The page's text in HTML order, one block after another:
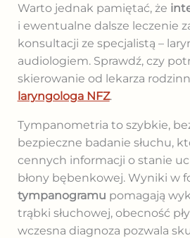
Warto jednak pamiętać, że
i ewentualne dalsze leczenie
konsultacji ze specjalistą –
audiologiem. Sprawdź, czy
skierowanie od lekarza
laryngologa NFZ.
Tympanometria to szybkie,
bezpieczne badanie słuchu,
cennych informacji o stanie
błony bębenkowej. Wyniki w
tympanogramu pomagają
trąbki słuchowej, obecność
wczesna diagnoza pozwala